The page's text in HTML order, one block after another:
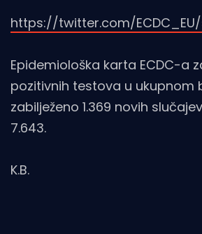
https://twitter.com/
Epidemiološka karta ECDC-a
pozitivnih testova u ukupnom
zabilježeno 1.369 novih
7.643.
K.B.